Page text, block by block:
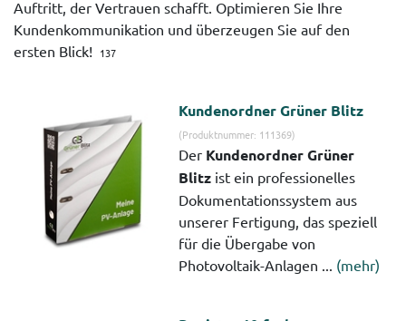
Auftritt, der Vertrauen schafft. Optimieren Sie Ihre
Kundenkommunikation und überzeugen Sie auf den
ersten Blick! 137
Kundenordner Grüner Blitz
(Produktnummer: 111369)
Der Kundenordner Grüner
Blitz ist ein professionelles
Dokumentationssystem aus
unserer Fertigung, das speziell
für die Übergabe von
Photovoltaik-Anlagen ... (mehr)